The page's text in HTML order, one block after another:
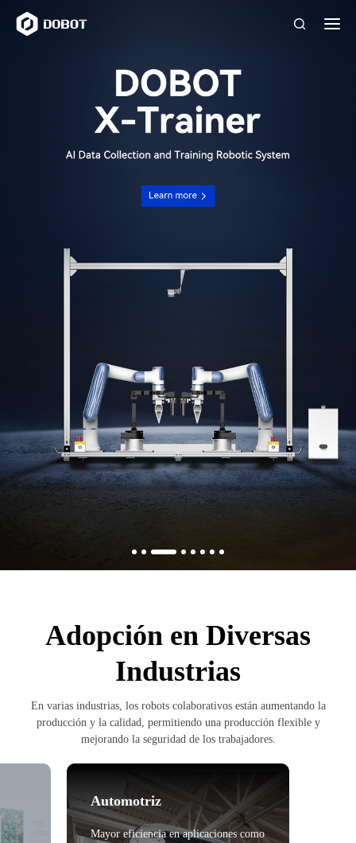
Adopción en Diversas
Industrias
En varias industrias, los robots colaborativos están aumentando la
producción y la calidad, permitiendo una producción flexible y
mejorando la seguridad de los trabajadores.
Automotriz
Mayor eficiencia en aplicaciones como